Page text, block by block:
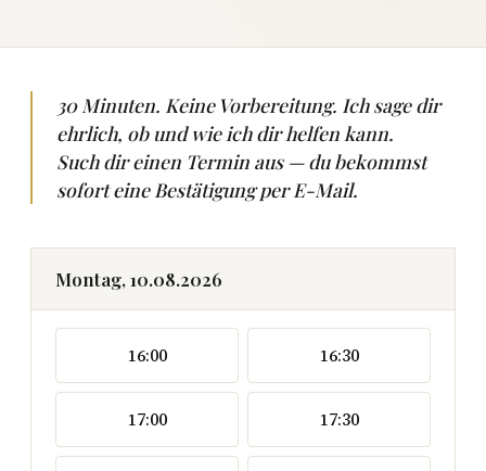
30 Minuten. Keine Vorbereitung. Ich sage dir
ehrlich, ob und wie ich dir helfen kann.
Such dir einen Termin aus — du bekommst
sofort eine Bestätigung per E-Mail.
Montag, 10.08.2026
16:00 16:30
17:00 17:30